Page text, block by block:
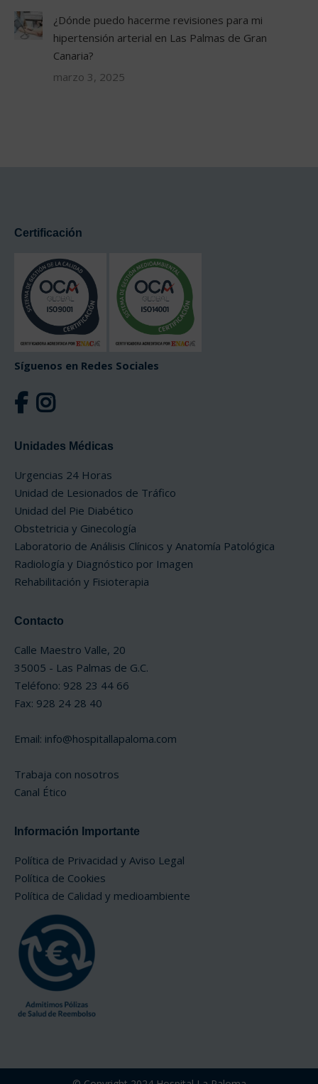
¿Dónde puedo hacerme revisiones para mi
hipertensión arterial en Las Palmas de Gran
Canaria?
marzo 3, 2025
Certificación
Síguenos en Redes Sociales
Unidades Médicas
Urgencias 24 Horas
Unidad de Lesionados de Tráfico
Unidad del Pie Diabético
Obstetricia y Ginecología
Laboratorio de Análisis Clínicos y Anatomía Patológica
Radiología y Diagnóstico por Imagen
Rehabilitación y Fisioterapia
Contacto
Calle Maestro Valle, 20
35005 - Las Palmas de G.C.
Teléfono: 928 23 44 66
Fax: 928 24 28 40
Email: info@hospitallapaloma.com
Trabaja con nosotros
Canal Ético
Información Importante
Política de Privacidad y Aviso Legal
Política de Cookies
Política de Calidad y medioambiente